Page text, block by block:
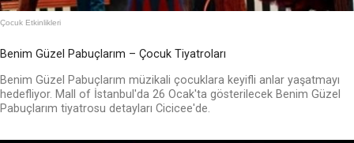
Çocuk Etkinlikleri
Benim Güzel Pabuçlarım – Çocuk Tiyatroları
Benim Güzel Pabuçlarım müzikali çocuklara keyifli anlar yaşatmayı
hedefliyor. Mall of İstanbul'da 26 Ocak'ta gösterilecek Benim Güzel
Pabuçlarım tiyatrosu detayları Cicicee'de.